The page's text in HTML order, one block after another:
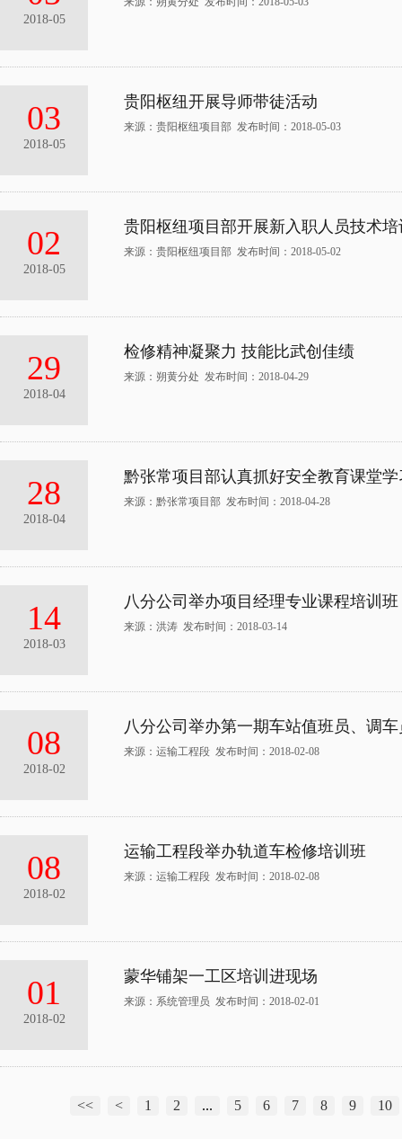
2018-05
03
2018-05
贵阳枢纽开展导师带徒活动
来源：贵阳枢纽项目部 发布时间：2018-05-03
02
2018-05
贵阳枢纽项目部开展新入职人员技术培
来源：贵阳枢纽项目部 发布时间：2018-05-02
29
2018-04
检修精神凝聚力 技能比武创佳绩
来源：朔黄分处 发布时间：2018-04-29
28
2018-04
黔张常项目部认真抓好安全教育课堂
来源：黔张常项目部 发布时间：2018-04-28
14
2018-03
八分公司举办项目经理专业课程培训班
来源：洪涛 发布时间：2018-03-14
08
2018-02
八分公司举办第一期车站值班员、调
来源：运输工程段 发布时间：2018-02-08
08
2018-02
运输工程段举办轨道车检修培训班
来源：运输工程段 发布时间：2018-02-08
01
2018-02
蒙华铺架一工区培训进现场
来源：系统管理员 发布时间：2018-02-01
<< < 1 2 ... 5 6 7 8 9 10